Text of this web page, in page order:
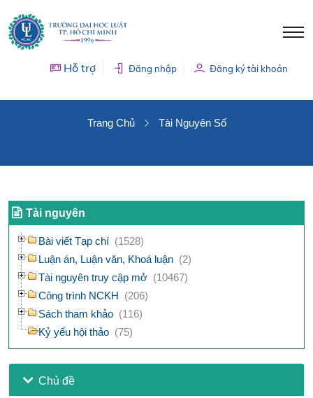
Hỗ trợ Đăng nhập Đăng ký tài khoản
Trang Chủ Tài Nguyên Số
Tài nguyên
Bài viết Tạp chí (1528)
Luận án, Luận văn, Khoá luận (2)
Tài nguyên truy cập mở (10467)
Công trình NCKH (206)
Sách tham khảo (116)
Kỷ yếu hội thảo (75)
Chủ đề